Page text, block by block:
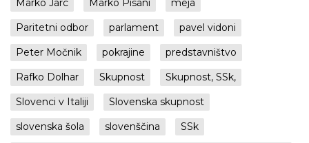
Marko Jarc
Marko Pisani
meja
Paritetni odbor
parlament
pavel vidoni
Peter Močnik
pokrajine
predstavništvo
Rafko Dolhar
Skupnost
Skupnost, SSk,
Slovenci v Italiji
Slovenska skupnost
slovenska šola
slovenščina
SSk